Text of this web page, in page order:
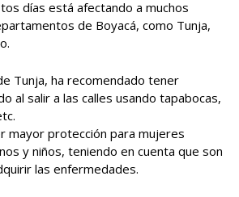
días está afectando a muchos
de Boyacá, como Tunja,
Tunja, ha recomendado tener
al salir a las calles usando tapabocas,
mayor protección para mujeres
y niños, teniendo en cuenta que son
las enfermedades.